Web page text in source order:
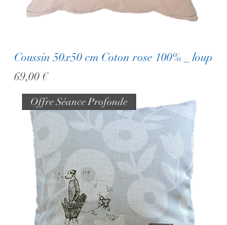
Coussin 50x50 cm Coton rose 100% _ loup
Prix
69,00 €
Offre Séance Profonde